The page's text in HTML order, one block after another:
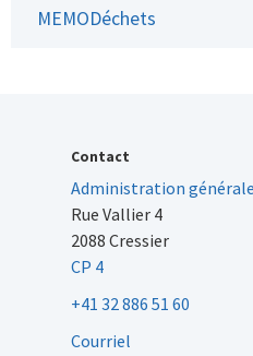
MEMODéchets
Contact
Administration générale
Rue Vallier 4
2088 Cressier
CP 4
+41 32 886 51 60
Courriel